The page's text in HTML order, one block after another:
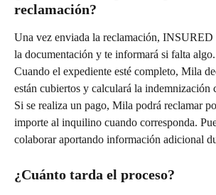
reclamación?
Una vez enviada la reclamación, INSURED
la documentación y te informará si falta algo.
Cuando el expediente esté completo, Mila
están cubiertos y calculará la indemnización
Si se realiza un pago, Mila podrá reclamar
importe al inquilino cuando corresponda.
colaborar aportando información adicional
¿Cuánto tarda el proceso?